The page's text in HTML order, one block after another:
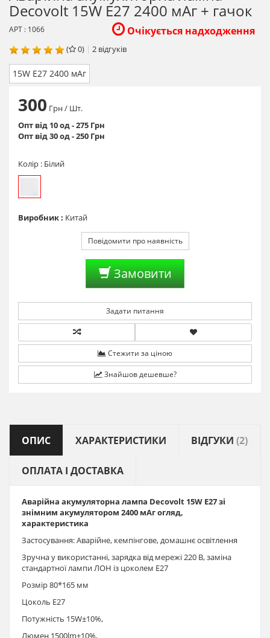
Decovolt 15W E27 2400 мАг + гачок
Очікується надходження
АРТ : 1066
( 0) | 2 відгуків
15W E27 2400 мАг
300 Грн/ Шт.
Опт від 10 од - 275 Грн
Опт від 30 од - 250 Грн
Колір : Білий
Виробник : Китай
Повідомити про наявність
Замовити
Задати питання
Стежити за ціною
Знайшов дешевше?
ОПИС ХАРАКТЕРИСТИКИ ВІДГУКИ (2)
ОПЛАТА І ДОСТАВКА
Аварійна акумуляторна лампа Decovolt 15W E27 зі
знімним акумулятором 2400 мАг огляд,
характеристика
Застосування: Аварійне, кемпінгове, домашнє освітлення
Зручна у використанні, зарядка від мережі 220 В, заміна
стандартної лампи ЛОН із цоколем Е27
Розмір 80*165 мм
Цоколь E27
Потужність 15W±10%,
Люмен 1500lm±10%,